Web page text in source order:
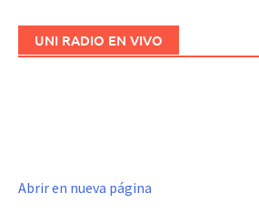
UNI RADIO EN VIVO
Abrir en nueva página